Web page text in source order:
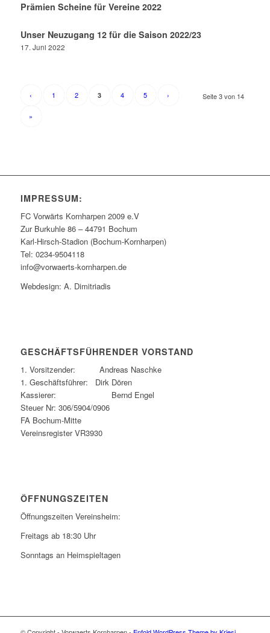
Prämien Scheine für Vereine 2022
Unser Neuzugang 12 für die Saison 2022/23
17. Juni 2022
Seite 3 von 14
‹ 1 2 3 4 5 ›
»
IMPRESSUM:
FC Vorwärts Kornharpen 2009 e.V
Zur Burkuhle 86 – 44791 Bochum
Karl-Hirsch-Stadion (Bochum-Kornharpen)
Tel: 0234-9504118
info@vorwaerts-kornharpen.de
Webdesign: A. Dimitriadis
GESCHÄFTSFÜHRENDER VORSTAND
1. Vorsitzender: Andreas Naschke
1. Geschäftsführer: Dirk Dören
Kassierer: Bernd Engel
Steuer Nr: 306/5904/0906
FA Bochum-Mitte
Vereinsregister VR3930
ÖFFNUNGSZEITEN
Öffnungszeiten Vereinsheim:
Freitags ab 18:30 Uhr
Sonntags an Heimspieltagen